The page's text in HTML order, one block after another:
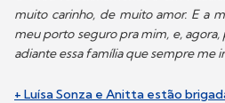
muito carinho, de muito amor. E a
meu porto seguro pra mim, e,
adiante essa família que sempre me
+ Luísa Sonza e Anitta estão